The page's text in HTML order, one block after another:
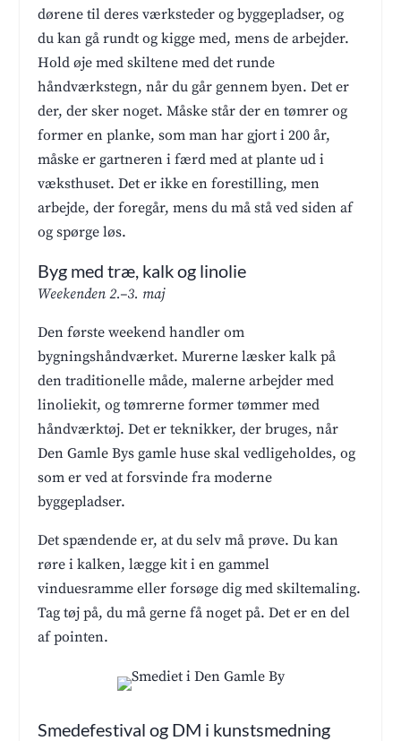
dørene til deres værksteder og byggepladser, og
du kan gå rundt og kigge med, mens de arbejder.
Hold øje med skiltene med det runde
håndværkstegn, når du går gennem byen. Det er
der, der sker noget. Måske står der en tømrer og
former en planke, som man har gjort i 200 år,
måske er gartneren i færd med at plante ud i
væksthuset. Det er ikke en forestilling, men
arbejde, der foregår, mens du må stå ved siden af
og spørge løs.
Byg med træ, kalk og linolie
Weekenden 2.–3. maj
Den første weekend handler om
bygningshåndværket. Murerne læsker kalk på
den traditionelle måde, malerne arbejder med
linoliekit, og tømrerne former tømmer med
håndværktøj. Det er teknikker, der bruges, når
Den Gamle Bys gamle huse skal vedligeholdes, og
som er ved at forsvinde fra moderne
byggepladser.
Det spændende er, at du selv må prøve. Du kan
røre i kalken, lægge kit i en gammel
vinduesramme eller forsøge dig med skiltemaling.
Tag tøj på, du må gerne få noget på. Det er en del
af pointen.
Smedefestival og DM i kunstsmedning